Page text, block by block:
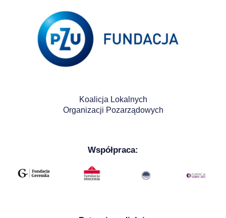
Koalicja Lokalnych
Organizacji Pozarządowych
Współpraca: